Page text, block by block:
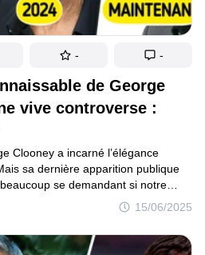
de George
vive controverse :
15/06/2025
Clooney a incarné l’élégance
sa dernière apparition publique
se demandant si notre
- -